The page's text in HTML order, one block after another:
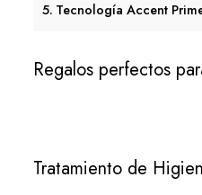
Tecnología Accent
Regalos perfectos
Tratamiento de